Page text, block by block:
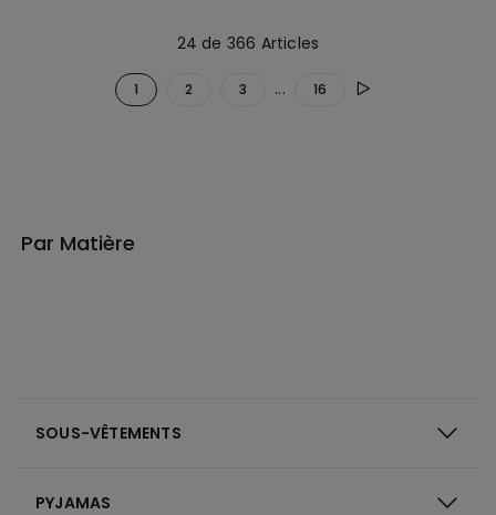
24 de 366 Articles
1 2 3 ... 16
Par Matière
SOUS-VÊTEMENTS
PYJAMAS